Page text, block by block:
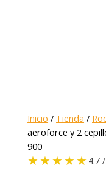
Inicio / Tienda /
aeroforce y 2
900
★★★★★ 4.7